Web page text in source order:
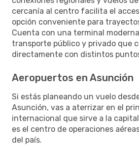
cercanía al centro facilita el
opción conveniente para
Cuenta con una terminal
transporte público y privado que
directamente con distintos
Aeropuertos en Asunción
Si estás planeando un vuelo
Asunción, vas a aterrizar en el
internacional que sirve a la
es el centro de operaciones
del país.